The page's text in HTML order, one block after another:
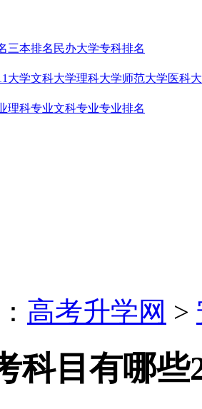
三本排名 民办大学专科排名
大学文科大学理科大学师范大学医科
理科专业文科专业专业排名
高考升学网 >
科目有哪些